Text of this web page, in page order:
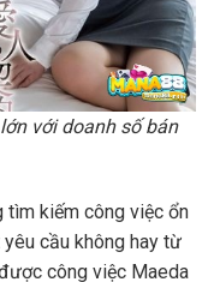
với doanh số bán
tìm kiếm công việc ổn
cầu không hay từ
công việc Maeda